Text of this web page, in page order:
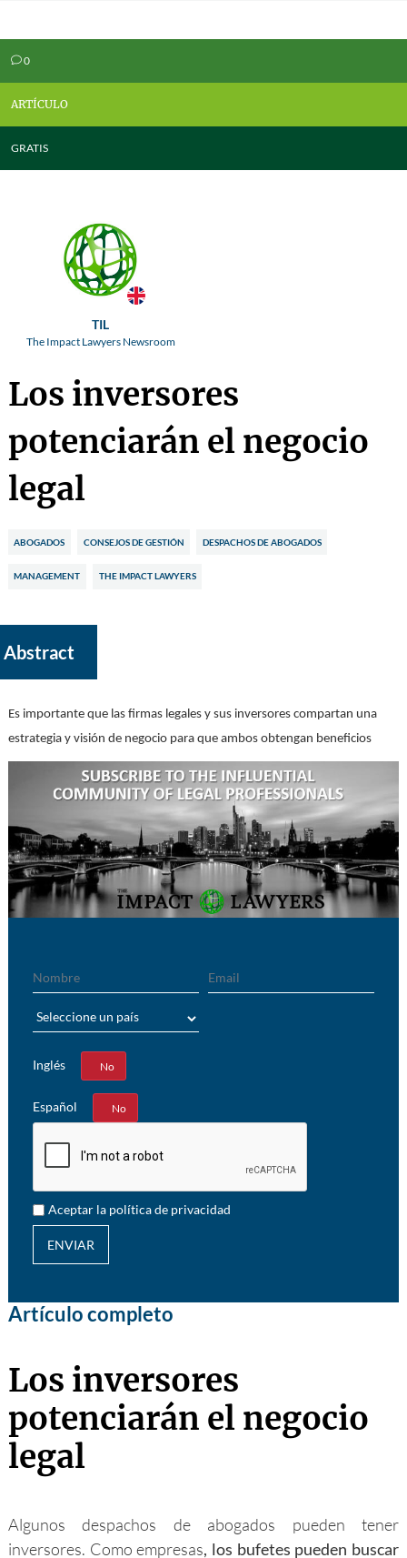
v0
ARTÍCULO
GRATIS
TIL
The Impact Lawyers Newsroom
Los inversores
potenciarán el negocio
legal
ABOGADOS CONSEJOS DE GESTIÓN DESPACHOS DE ABOGADOS
MANAGEMENT THE IMPACT LAWYERS
Abstract
Es importante que las firmas legales y sus inversores compartan una
estrategia y visión de negocio para que ambos obtengan beneficios
Inglés
Sí No
Español
Sí No
Aceptar la política de privacidad
ENVIAR
Artículo completo
Los inversores
potenciarán el negocio
legal
Algunos despachos de abogados pueden tener
inversores. Como empresas, los bufetes pueden buscar